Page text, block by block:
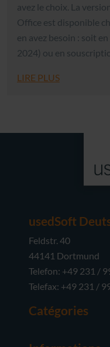
avez le choix. La
Office est disponible
en avez besoin : soit
2024) ou en
LIRE PLUS
usedSoft
Feldstr. 40
44141 Dortmund
Telefon: +49 231 /
Telefax: +49 231 /
Catégories